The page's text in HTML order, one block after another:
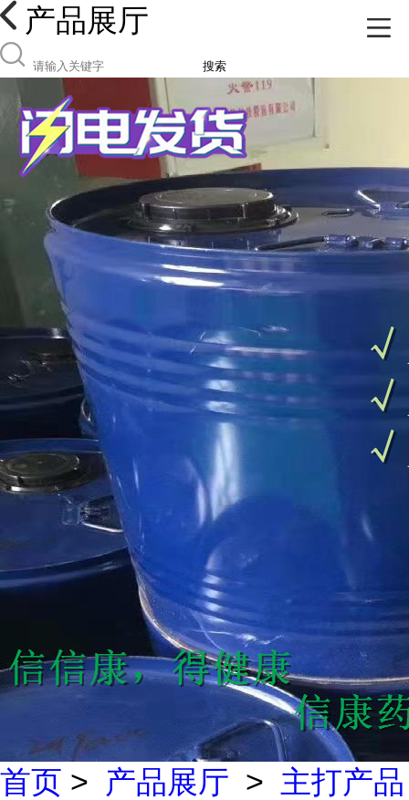
产品展厅
搜索
首页 > 产品展厅 > 主打产品